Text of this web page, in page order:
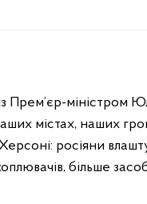
із Прем’єр-
містах, наших
росіяни
більше